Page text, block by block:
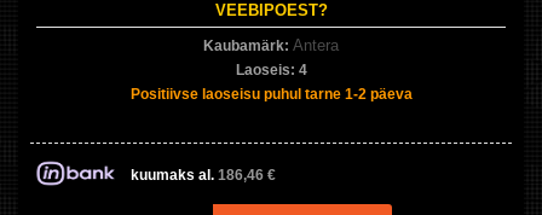
VEEBIPOEST?
Kaubamärk: Antera
Laoseis: 4
Positiivse laoseisu puhul tarne 1-2 päeva
kuumaks al. 186,46 €